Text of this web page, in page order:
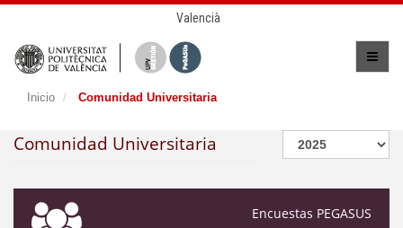
Valencià
Inicio Comunidad Universitaria
Comunidad Universitaria
Encuestas PEGASUS